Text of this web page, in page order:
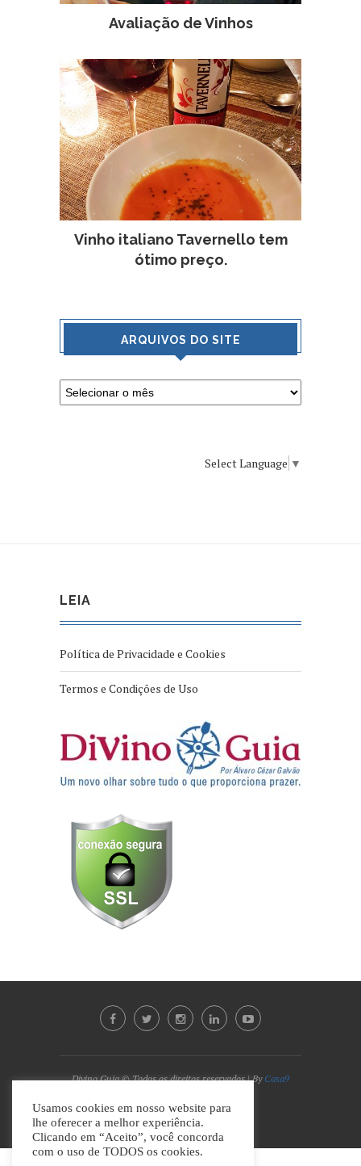
Avaliação de Vinhos
Vinho italiano Tavernello tem
ótimo preço.
ARQUIVOS DO SITE
Select Language ▼
LEIA
Política de Privacidade e Cookies
Termos e Condições de Uso
Divino Guia © Todos os direitos reservados | By Casa9
VOLTAR AO TOPO
Usamos cookies em nosso website para
lhe oferecer a melhor experiência.
Clicando em “Aceito”, você concorda
com o uso de TODOS os cookies.